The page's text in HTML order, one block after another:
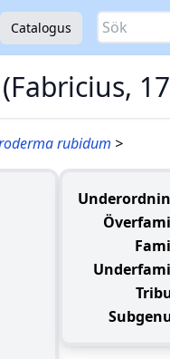
Catalogus Sök
(Fabricius,
rubidum >